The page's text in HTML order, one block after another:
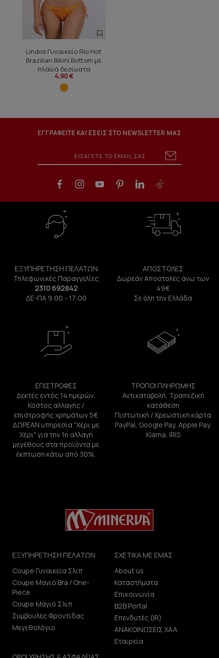
Lindos Γυναικείο Rio Hot
Brazilian Bikini Bottom με
πλαϊνά δεσίματα
4,90 €
ΕΓΓΡΑΦΕΙΤΕ ΚΑΙ ΕΣΕΙΣ ΣΤΟ NEWSLETTER ΜΑΣ
ΕΞΥΠΗΡΕΤΗΣΗ ΠΕΛΑΤΩΝ
Τηλεφωνικές Παραγγελίες
2310 692842
ΔΕ-ΠΑ 9:00 - 17:00
ΑΠΟΣΤΟΛΕΣ
Δωρεάν Αποστολές άνω των
49€
Σε όλη την Ελλάδα
ΕΠΙΣΤΡΟΦΕΣ
Δεκτές εντός 14 ημερών.
Κόστος αλλαγής /
επιστροφής χρημάτων 5€.
ΔΩΡΕΑΝ υπηρεσία "Χέρι με
Χέρι" για την 1η αλλαγή
μεγέθους στα προϊόντα με
έκπτωση κάτω από 30%.
ΤΡΟΠΟΙ ΠΛΗΡΩΜΗΣ
Αντικαταβολή, Τραπεζική
κατάθεση
Πιστωτική / Χρεωστική κάρτα
PayPal, Google Pay, Apple Pay,
Klarna, IRIS
ΕΞΥΠΗΡΕΤΗΣΗ ΠΕΛΑΤΩΝ
Coupe Γυναικεία Σλιπ
Coupe Μαγιό Bra / One-
Piece
Coupe Μαγιό Σλιπ
Συμβουλές Φροντίδας
Μεγεθολόγιο
ΣΧΕΤΙΚΑ ΜΕ ΕΜΑΣ
About us
Καταστήματα
Επικοινωνία
B2B Portal
Επενδυτές (IR)
ΑΝΑΚΟΙΝΩΣΕΙΣ ΧΑΑ
Εταιρεία